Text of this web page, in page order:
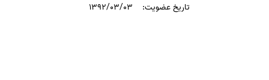
تاریخ عضویت: ۱۳۹۲/۰۳/۰۳